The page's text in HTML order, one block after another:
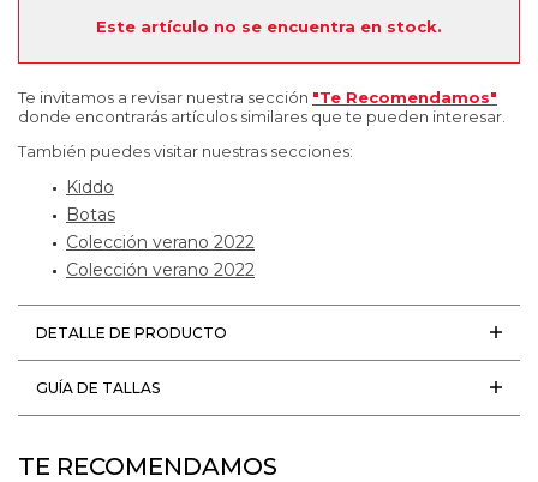
Este artículo no se encuentra en stock.
Te invitamos a revisar nuestra sección "Te Recomendamos"
donde encontrarás artículos similares que te pueden interesar.
También puedes visitar nuestras secciones:
Kiddo
Botas
Colección verano 2022
Colección verano 2022
DETALLE DE PRODUCTO
GUÍA DE TALLAS
TE RECOMENDAMOS